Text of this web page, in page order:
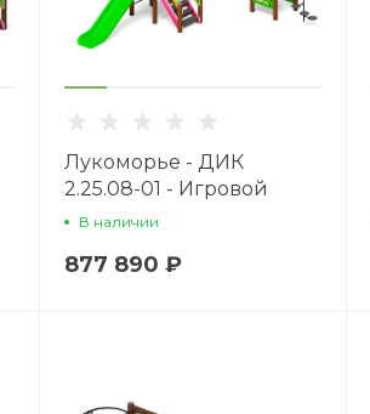
Лукоморье - ДИК
2.25.08-01 - Игровой
комплекс H=1200
В наличии
877 890 ₽